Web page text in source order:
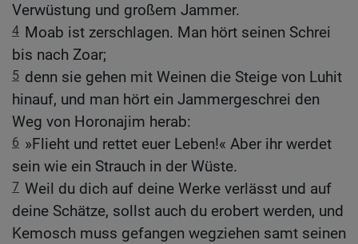
Verwüstung und großem Jammer.
4 Moab ist zerschlagen. Man hört seinen Schrei
bis nach Zoar;
5 denn sie gehen mit Weinen die Steige von Luhit
hinauf, und man hört ein Jammergeschrei den
Weg von Horonajim herab:
6 »Flieht und rettet euer Leben!« Aber ihr werdet
sein wie ein Strauch in der Wüste.
7 Weil du dich auf deine Werke verlässt und auf
deine Schätze, sollst auch du erobert werden, und
Kemosch muss gefangen wegziehen samt seinen